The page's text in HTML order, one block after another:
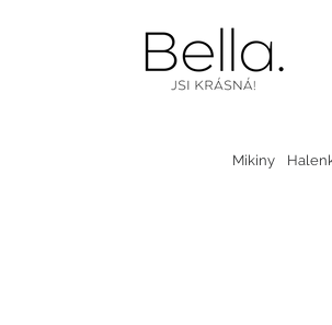
Mikiny